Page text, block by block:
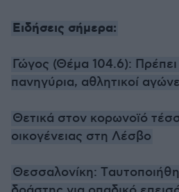
Ειδήσεις σήμερα:
Γώγος (Θέμα 104.6):
πανηγύρια, αθλητικοί
Θετικά στον κορωνοϊό
οικογένειας στη Λέσβο
Θεσσαλονίκη: